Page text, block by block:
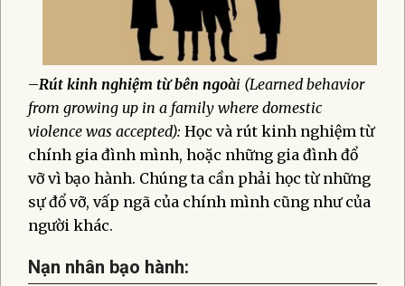
–Rút kinh nghiệm từ bên ngoài (Learned behavior
from growing up in a family where domestic
violence was accepted): Học và rút kinh nghiệm từ
chính gia đình mình, hoặc những gia đình đổ
vỡ vì bạo hành. Chúng ta cần phải học từ những
sự đổ vỡ, vấp ngã của chính mình cũng như của
người khác.
Nạn nhân bạo hành: